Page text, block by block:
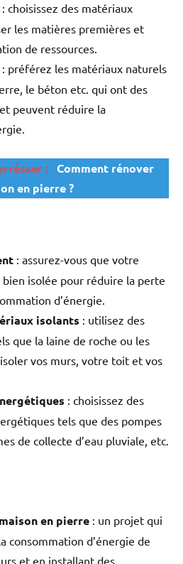
: choisissez des matériaux
les matières premières et
de ressources.
: préférez les matériaux naturels
le béton etc. qui ont des
peuvent réduire la
: Comment rénover
en pierre ?
: assurez-vous que votre
isolée pour réduire la perte
d’énergie.
isolants : utilisez des
que la laine de roche ou les
vos murs, votre toit et vos
: choisissez des
tels que des pompes
de collecte d’eau pluviale, etc.
en pierre : un projet qui
consommation d’énergie de
et en installant des